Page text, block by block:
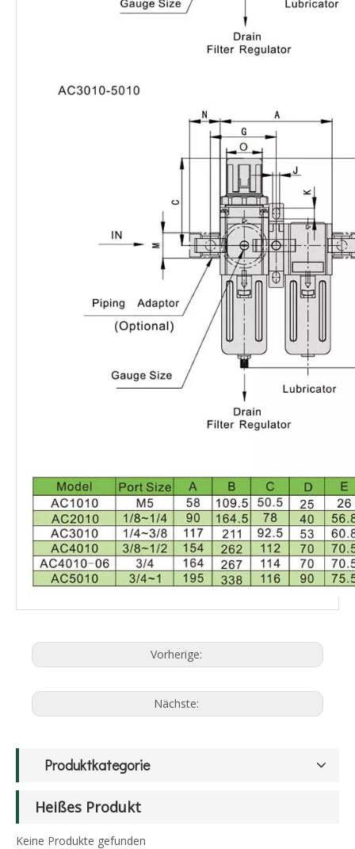
Vorherige:
Nächste:
Produktkategorie
Heißes Produkt
Keine Produkte gefunden